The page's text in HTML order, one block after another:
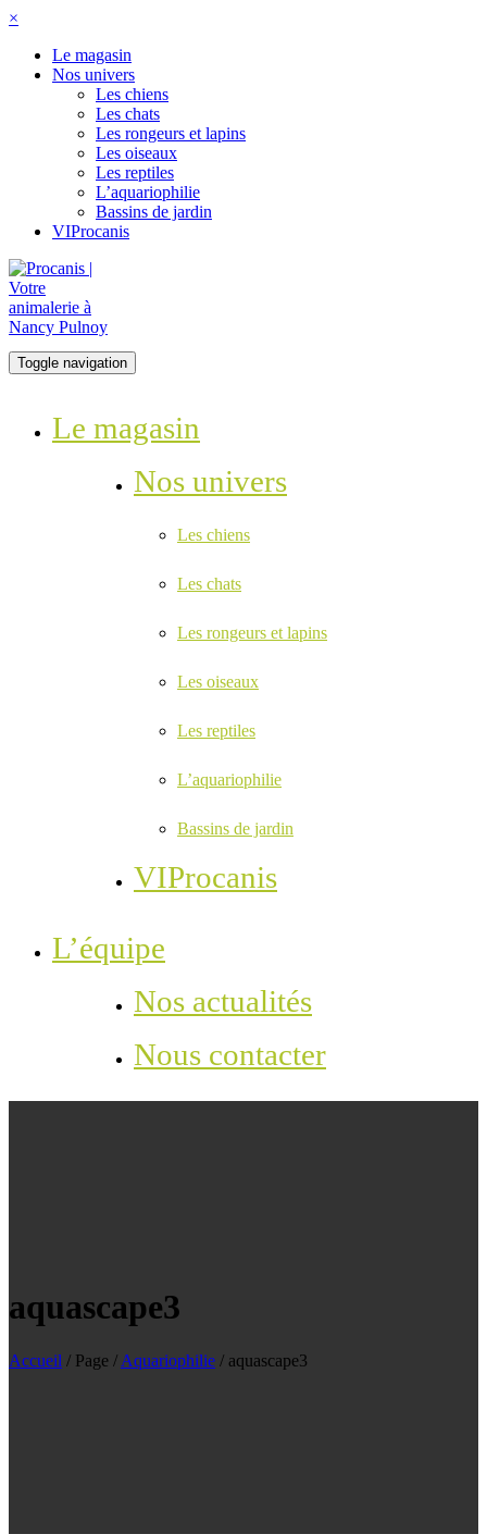
×
Le magasin
Nos univers
Les chiens
Les chats
Les rongeurs et lapins
Les oiseaux
Les reptiles
L’aquariophilie
Bassins de jardin
VIProcanis
Toggle navigation
Le magasin
Nos univers
Les chiens
Les chats
Les rongeurs et lapins
Les oiseaux
Les reptiles
L’aquariophilie
Bassins de jardin
VIProcanis
L’équipe
Nos actualités
Nous contacter
aquascape3
Accueil / Page / Aquariophilie / aquascape3